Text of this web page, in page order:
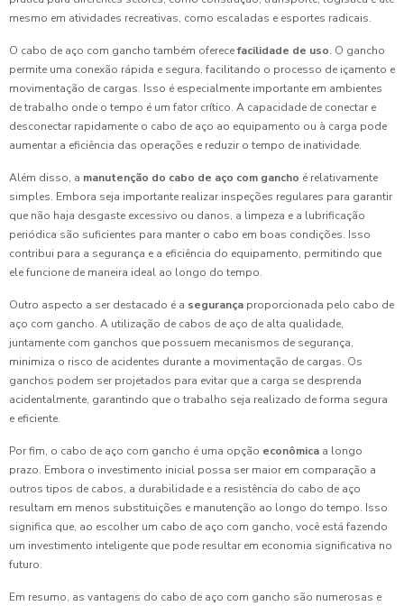
mesmo em atividades recreativas, como escaladas e esportes radicais.
O cabo de aço com gancho também oferecefacilidade de uso. O gancho
permite uma conexão rápida e segura, facilitando o processo de içamento e
movimentação de cargas. Isso é especialmente importante em ambientes
de trabalho onde o tempo é um fator crítico. A capacidade de conectar e
desconectar rapidamente o cabo de aço ao equipamento ou à carga pode
aumentar a eficiência das operações e reduzir o tempo de inatividade.
Além disso, a manutenção do cabo de aço com gancho é relativamente
simples. Embora seja importante realizar inspeções regulares para garantir
que não haja desgaste excessivo ou danos, a limpeza e a lubrificação
periódica são suficientes para manter o cabo em boas condições. Isso
contribui para a segurança e a eficiência do equipamento, permitindo que
ele funcione de maneira ideal ao longo do tempo.
Outro aspecto a ser destacado é a segurança proporcionada pelo cabo de
aço com gancho. A utilização de cabos de aço de alta qualidade,
juntamente com ganchos que possuem mecanismos de segurança,
minimiza o risco de acidentes durante a movimentação de cargas. Os
ganchos podem ser projetados para evitar que a carga se desprenda
acidentalmente, garantindo que o trabalho seja realizado de forma segura
e eficiente.
Por fim, o cabo de aço com gancho é uma opção econômica a longo
prazo. Embora o investimento inicial possa ser maior em comparação a
outros tipos de cabos, a durabilidade e a resistência do cabo de aço
resultam em menos substituições e manutenção ao longo do tempo. Isso
significa que, ao escolher um cabo de aço com gancho, você está fazendo
um investimento inteligente que pode resultar em economia significativa no
futuro.
Em resumo, as vantagens do cabo de aço com gancho são numerosas e